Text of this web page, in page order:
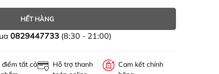
HẾT HÀNG
0829447733(8:30 - 21:00)
điểm tất cả
Hỗ trợ thanh
Cam kết chính